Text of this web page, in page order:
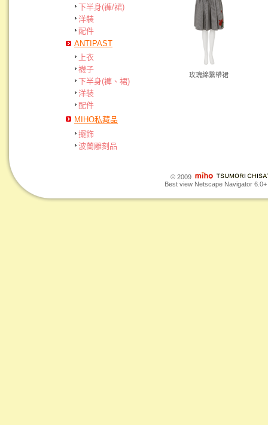
下半身(褲/裙)
洋裝
配件
ANTIPAST
上衣
襪子
下半身(褲、裙)
洋裝
配件
MIHO私藏品
擺飾
波蘭雕刻品
玫瑰綿繫帶裙
© 2009
Best view Netscape Navigator